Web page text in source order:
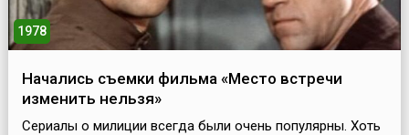
1978
Начались съемки фильма «Место встречи
изменить нельзя»
Сериалы о милиции всегда были очень популярны. Хоть